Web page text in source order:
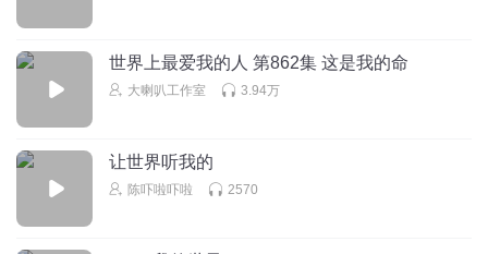
世界上最爱我的人 第862集 这是我的命
大喇叭工作室 3.94万
让世界听我的
陈吓啦吓啦 2570